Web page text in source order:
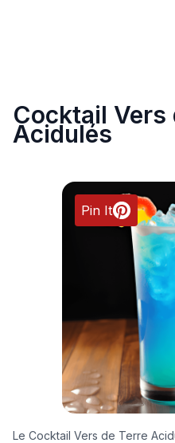
Cocktail Vers
Acidulés
Pin It
Le Cocktail Vers de Terre